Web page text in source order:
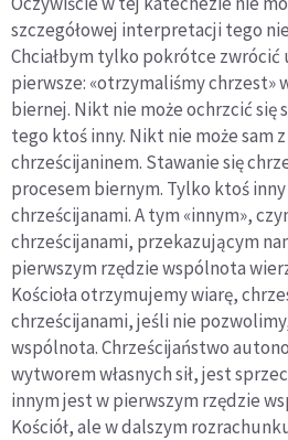
szczegółowej interpretacji tego
Chciałbym tylko pokrótce zwrócić
pierwsze: «otrzymaliśmy chrzest»
biernej. Nikt nie może ochrzcić się
tego ktoś inny. Nikt nie może sam
chrześcijaninem. Stawanie się
procesem biernym. Tylko ktoś
chrześcijanami. A tym «innym»,
chrześcijanami, przekazującym
pierwszym rzędzie wspólnota
Kościoła otrzymujemy wiarę,
chrześcijanami, jeśli nie
wspólnota. Chrześcijaństwo
wytworem własnych sił, jest
innym jest w pierwszym rzędzie
Kościół, ale w dalszym